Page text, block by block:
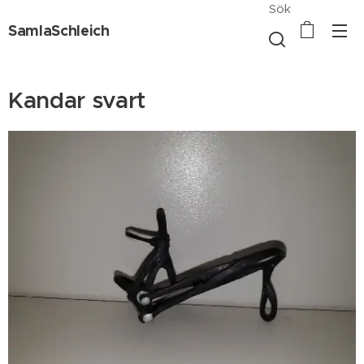
SamlaSchleich
Sök
Kandar svart